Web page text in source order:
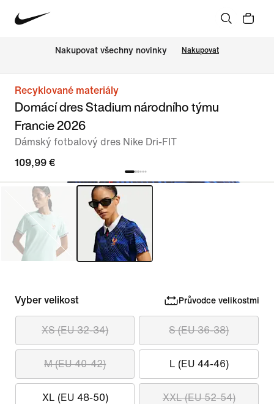
Nakupovat všechny novinky Nakupovat
Recyklované materiály
Domácí dres Stadium národního týmu
Francie 2026
Dámský fotbalový dres Nike Dri-FIT
109,99 €
Vyber velikost Průvodce velikostmi
XS (EU 32-34) S (EU 36-38)
M (EU 40-42) L (EU 44-46)
XL (EU 48-50) XXL (EU 52-54)